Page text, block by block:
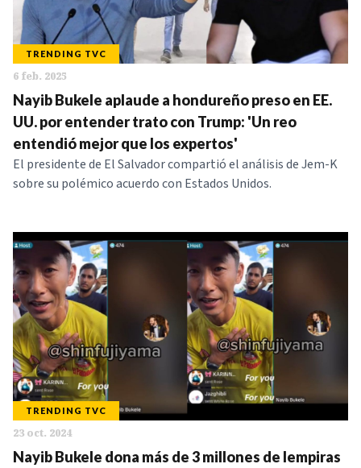
TRENDING TVC
6 feb. 2025
Nayib Bukele aplaude a hondureño preso en EE.
UU. por entender trato con Trump: 'Un reo
entendió mejor que los expertos'
El presidente de El Salvador compartió el análisis de Jem-K
sobre su polémico acuerdo con Estados Unidos.
TRENDING TVC
23 oct. 2024
Nayib Bukele dona más de 3 millones de lempiras